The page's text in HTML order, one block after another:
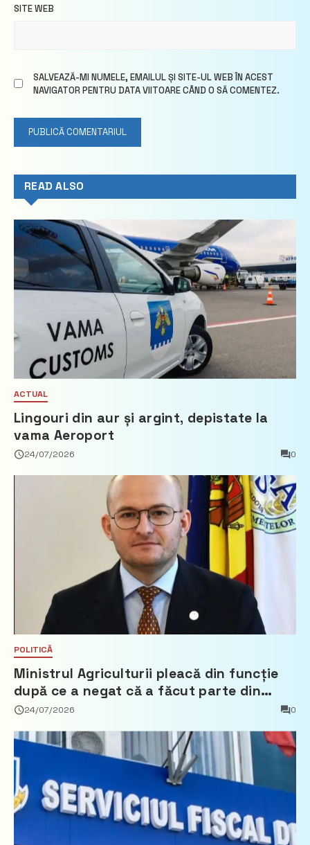
SITE WEB
SALVEAZĂ-MI NUMELE, EMAILUL ȘI SITE-UL WEB ÎN ACEST
NAVIGATOR PENTRU DATA VIITOARE CÂND O SĂ COMENTEZ.
READ ALSO
ACTUAL
Lingouri din aur și argint, depistate la
vama Aeroport
24/07/2026 0
POLITICĂ
Ministrul Agriculturii pleacă din funcție
după ce a negat că a făcut parte din
Partidul Democrat
24/07/2026 0